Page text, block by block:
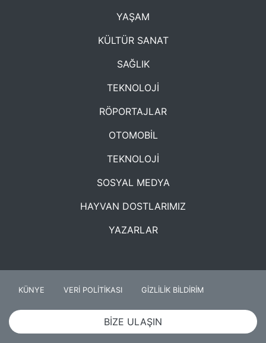
YAŞAM
KÜLTÜR SANAT
SAĞLIK
TEKNOLOJİ
RÖPORTAJLAR
OTOMOBİL
TEKNOLOJİ
SOSYAL MEDYA
HAYVAN DOSTLARIMIZ
YAZARLAR
KÜNYE VERİ POLİTİKASI GİZLİLİK BİLDİRİM
BİZE ULAŞIN